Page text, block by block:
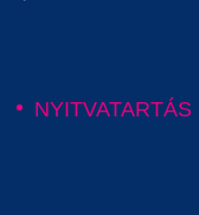
NYITVATARTÁS